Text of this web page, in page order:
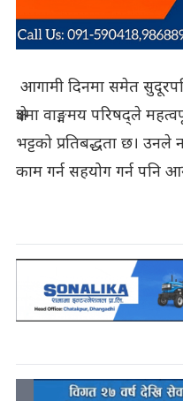
आगामी दिनमा समेत
क्षेत्रमा वाङ्ममय परिषद्ले
भट्टको प्रतिबद्धता छ।
काम गर्न सहयोग गर्न पनि